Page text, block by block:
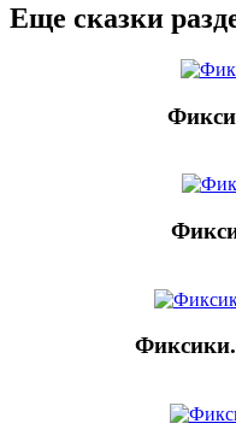
Еще сказки